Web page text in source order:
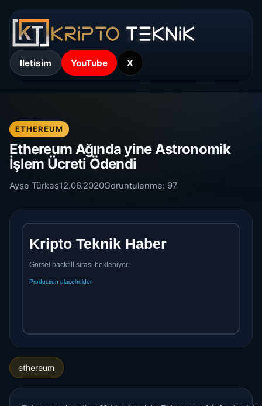
Iletisim YouTube X
ETHEREUM
Ethereum Ağında yine Astronomik
İşlem Ücreti Ödendi
Ayşe Türkeş12.06.2020Goruntulenme: 97
ethereum